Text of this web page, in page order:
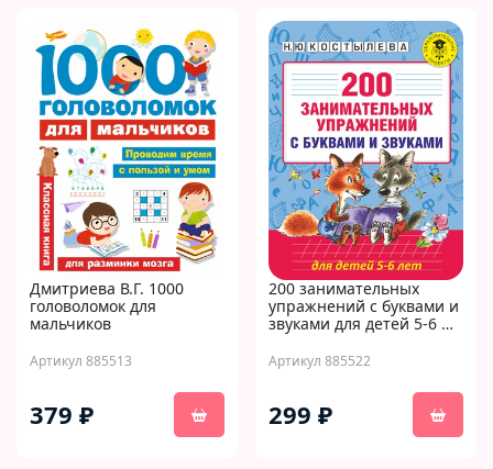
Дмитриева В.Г. 1000
головоломок для
мальчиков
Артикул 885513
379 ₽
200 занимательных
упражнений с буквами и
звуками для детей 5-6 …
Артикул 885522
299 ₽